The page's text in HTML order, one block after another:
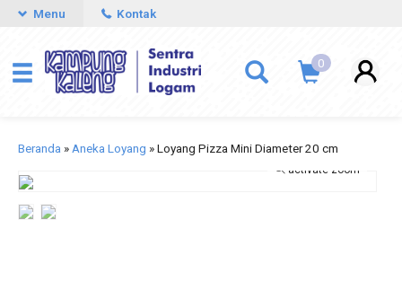
Menu Kontak
0
Beranda » Aneka Loyang »Loyang Pizza Mini Diameter 20 cm
activate zoom